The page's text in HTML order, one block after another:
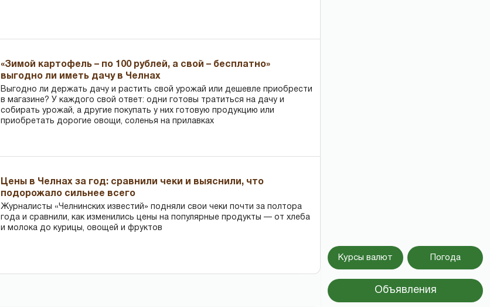
«Зимой картофель – по 100 рублей, а свой – бесплатно»
выгодно ли иметь дачу в Челнах
Выгодно ли держать дачу и растить свой урожай или дешевле приобрести
в магазине? У каждого свой ответ: одни готовы тратиться на дачу и
собирать урожай, а другие покупать у них готовую продукцию или
приобретать дорогие овощи, соленья на прилавках
Цены в Челнах за год: сравнили чеки и выяснили, что
подорожало сильнее всего
Журналисты «Челнинских известий» подняли свои чеки почти за полтора
года и сравнили, как изменились цены на популярные продукты — от хлеба
и молока до курицы, овощей и фруктов
Курсы валют Погода
Объявления